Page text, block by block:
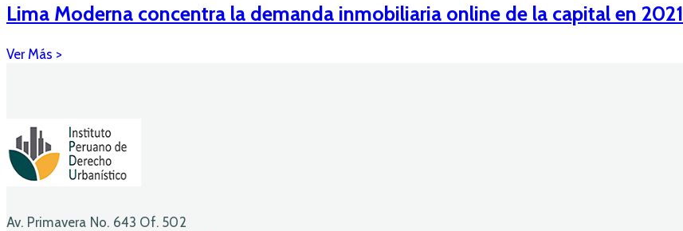
Lima Moderna concentra la demanda inmobiliaria online de la capital en 2021
Av. Primavera No. 643 Of. 502